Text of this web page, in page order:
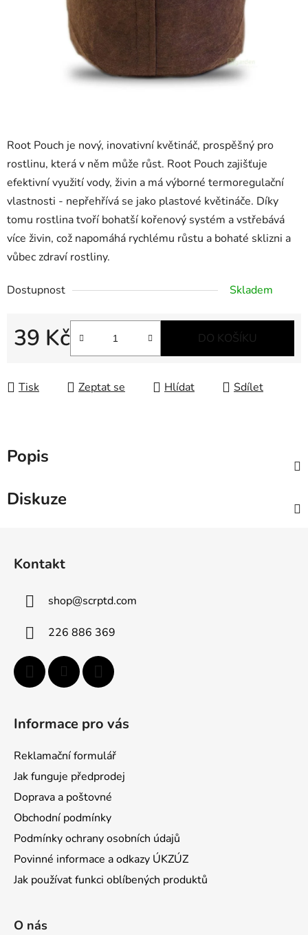
Root Pouch je nový, inovativní květináč, prospěšný pro
rostlinu, která v něm může růst. Root Pouch zajišťuje
efektivní využití vody, živin a má výborné termoregulační
vlastnosti - nepřehřívá se jako plastové květináče. Díky
tomu rostlina tvoří bohatší kořenový systém a vstřebává
více živin, což napomáhá rychlému růstu a bohaté sklizni a
vůbec zdraví rostliny.
Dostupnost Skladem
39 Kč
Měrná cena:
DO KOŠÍKU
Tisk Zeptat se Hlídat Sdílet
Popis
Diskuze
Kontakt
shop@scrptd.com
226 886 369
Informace pro vás
Reklamační formulář
Jak funguje předprodej
Doprava a poštovné
Obchodní podmínky
Podmínky ochrany osobních údajů
Povinné informace a odkazy ÚKZÚZ
Jak používat funkci oblíbených produktů
O nás